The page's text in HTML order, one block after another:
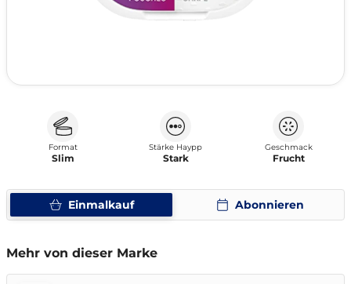
Einmalkauf Abonnieren
Format
Slim
Stärke Haypp
Stark
Geschmack
Frucht
Mehr von dieser Marke